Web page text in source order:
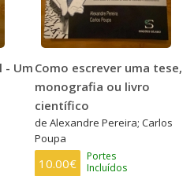
- Um Como escrever uma tese,
monografia ou livro
científico
de Alexandre Pereira; Carlos
Poupa
10.00€
Portes
Incluídos